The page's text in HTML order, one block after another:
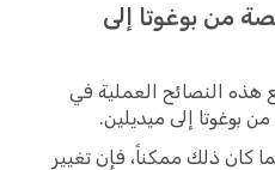
من بوغوتا إلى
هذه النصائح العملية في
بوغوتا إلى ميديلين.
كان ذلك ممكناً، فإن تغيير